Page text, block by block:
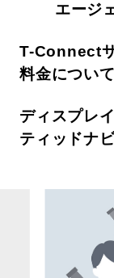
エージ
T-Connect
料金につい
ディスプレ
ティッドナ